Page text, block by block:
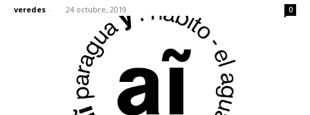
veredes - 24 octubre, 2019 0